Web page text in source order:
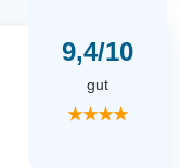
9,4/10
gut
★★★★